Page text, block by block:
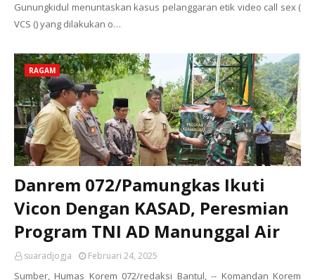
Gunungkidul menuntaskan kasus pelanggaran etik video call sex (
VCS () yang dilakukan o…
RAGAM
Danrem 072/Pamungkas Ikuti
Vicon Dengan KASAD, Peresmian
Program TNI AD Manunggal Air
suaradjogja Februari 24, 2025
Sumber, Humas Korem 072/redaksi Bantul, -- Komandan Korem